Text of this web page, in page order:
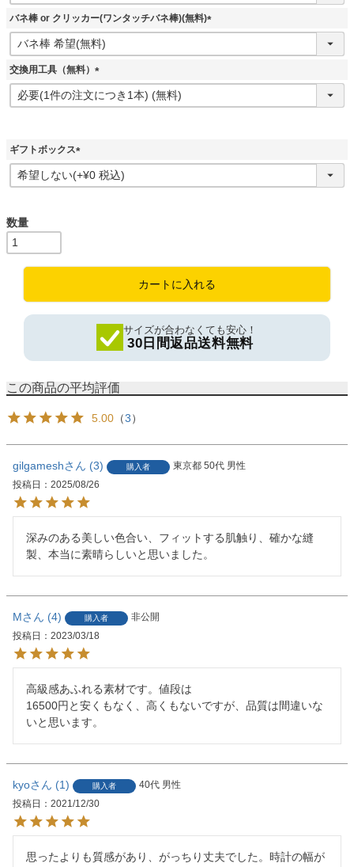
須
バネ棒 or クリッカー(ワンタッチバネ棒)(無料)
(
交換用工具（無料）
(
必
ギフトボックス
(
必
カートに入れる
サイズが合わなくても安心！
30日間返品送料無料
5.00 （3）
gilgamesh 3 購入者 東京都 50代 男性
投稿日
2025/08/26
深みのある美しい色合い、フィットする肌触り、確かな縫
製、本当に素晴らしいと思いました。
M 4 購入者
非公開
投稿日
2023/03/18
高級感あふれる素材です。値段は
16500円と安くもなく、高くもないですが、品質は間違いな
いと思います。
kyo 1 購入者 40代 男性
投稿日
2021/12/30
思ったよりも質感があり、がっちり丈夫でした。時計の幅が